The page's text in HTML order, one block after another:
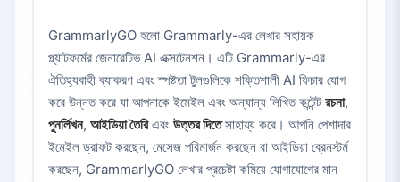
GrammarlyGO হলো Grammarly-এর লেখার সহায়ক
প্ল্যাটফর্মের জেনারেটিভ AI এক্সটেনশন। এটি Grammarly-এর
ঐতিহ্যবাহী ব্যাকরণ এবং স্পষ্টতা টুলগুলিকে শক্তিশালী AI ফিচার যোগ
করে উন্নত করে যা আপনাকে ইমেইল এবং অন্যান্য লিখিত কন্টেন্ট রচনা,
পুনর্লিখন, আইডিয়া তৈরিএবং উত্তর দিতেসাহায্য করে। আপনি পেশাদার
ইমেইল ড্রাফট করছেন, মেসেজ পরিমার্জন করছেন বা আইডিয়া ব্রেনস্টর্ম
করছেন, GrammarlyGO লেখার প্রচেষ্টা কমিয়ে যোগাযোগের মান